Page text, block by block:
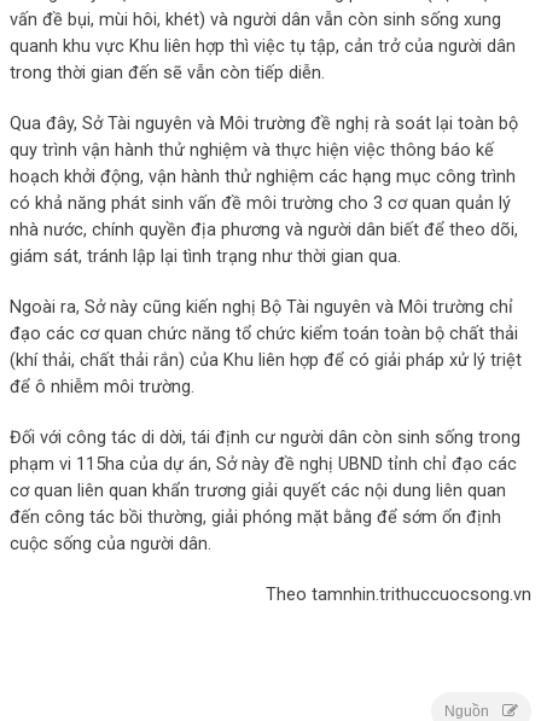
vấn đề bụi, mùi hôi, khét) và người dân vẫn còn sinh sống xung
quanh khu vực Khu liên hợp thì việc tụ tập, cản trở của người dân
trong thời gian đến sẽ vẫn còn tiếp diễn.
Qua đây, Sở Tài nguyên và Môi trường đề nghị rà soát lại toàn bộ
quy trình vận hành thử nghiệm và thực hiện việc thông báo kế
hoạch khởi động, vận hành thử nghiệm các hạng mục công trình
có khả năng phát sinh vấn đề môi trường cho 3 cơ quan quản lý
nhà nước, chính quyền địa phương và người dân biết để theo dõi,
giám sát, tránh lập lại tình trạng như thời gian qua.
Ngoài ra, Sở này cũng kiến nghị Bộ Tài nguyên và Môi trường chỉ
đạo các cơ quan chức năng tổ chức kiểm toán toàn bộ chất thải
(khí thải, chất thải rắn) của Khu liên hợp để có giải pháp xử lý triệt
để ô nhiễm môi trường.
Đối với công tác di dời, tái định cư người dân còn sinh sống trong
phạm vi 115ha của dự án, Sở này đề nghị UBND tỉnh chỉ đạo các
cơ quan liên quan khẩn trương giải quyết các nội dung liên quan
đến công tác bồi thường, giải phóng mặt bằng để sớm ổn định
cuộc sống của người dân.
Theo tamnhin.trithuccuocsong.vn
Nguồn